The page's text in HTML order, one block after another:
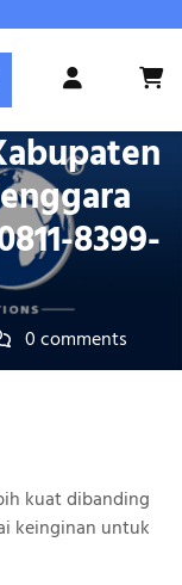
Register
Single
8399-
0 comments
8399-888
kuat dibanding
keinginan untuk